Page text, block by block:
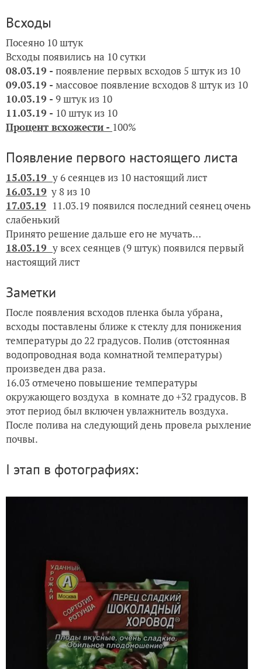
Всходы
Посеяно 10 штук
Всходы появились на 10 сутки
08.03.19 - появление первых всходов 5 штук из 10
09.03.19 - массовое появление всходов 8 штук из 10
10.03.19 - 9 штук из 10
11.03.19 - 10 штук из 10
Процент всхожести - 100%
Появление первого настоящего листа
15.03.19 у 6 сеянцев из 10 настоящий лист
16.03.19 у 8 из 10
17.03.19 11.03.19 появился последний сеянец очень
слабенький
Принято решение дальше его не мучать…
18.03.19 у всех сеянцев (9 штук) появился первый
настоящий лист
Заметки
После появления всходов пленка была убрана,
всходы поставлены ближе к стеклу для понижения
температуры до 22 градусов. Полив (отстоянная
водопроводная вода комнатной температуры)
произведен два раза.
16.03 отмечено повышение температуры
окружающего воздуха в комнате до +32 градусов.В
этот период был включен увлажнитель воздуха.
После полива на следующий день провела рыхление
почвы.
I этап в фотографиях: